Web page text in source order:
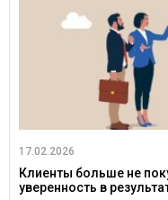
17.02.2026
Клиенты больше не
уверенность в